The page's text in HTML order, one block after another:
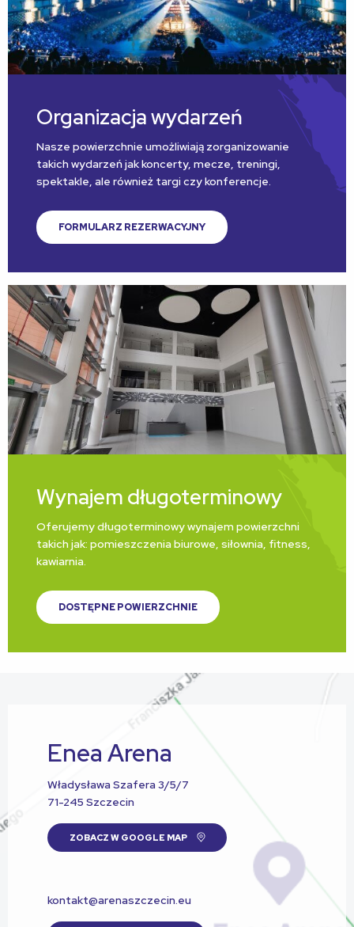
Organizacja wydarzeń
Nasze powierzchnie umożliwiają zorganizowanie
takich wydarzeń jak koncerty, mecze, treningi,
spektakle, ale również targi czy konferencje.
FORMULARZ REZERWACYJNY
Wynajem długoterminowy
Oferujemy długoterminowy wynajem powierzchni
takich jak: pomieszczenia biurowe, siłownia, fitness,
kawiarnia.
DOSTĘPNE POWIERZCHNIE
Enea Arena
Władysława Szafera 3/5/7
71-245 Szczecin
ZOBACZ W GOOGLE MAP
kontakt@arenaszczecin.eu